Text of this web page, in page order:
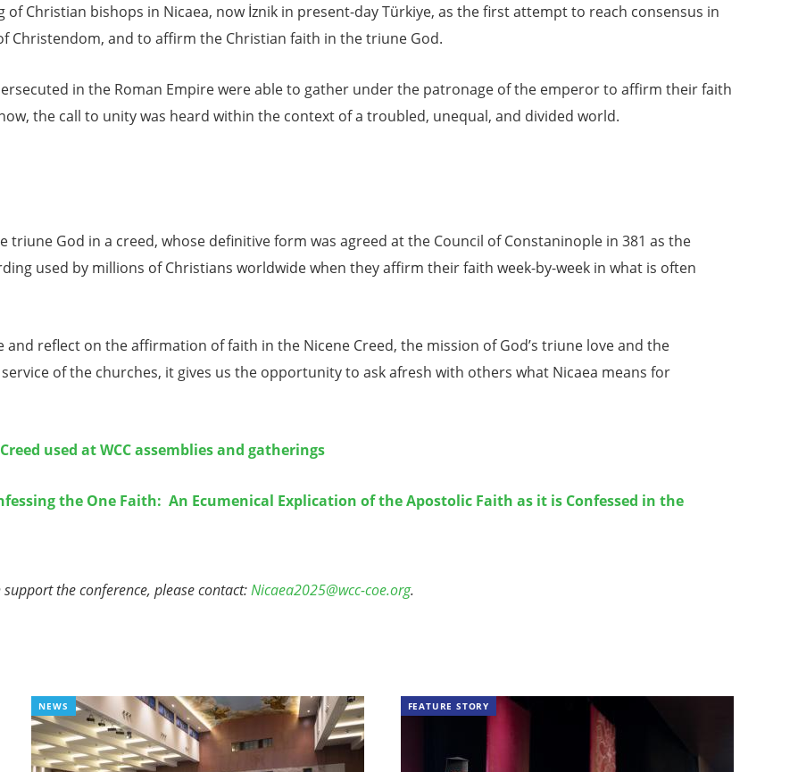
of Christian bishops in Nicaea, now İznik in present-day Türkiye, as the first attempt to reach consensus in
Christendom, and to affirm the Christian faith in the triune God.
in the Roman Empire were able to gather under the patronage of the emperor to affirm their faith
the call to unity was heard within the context of a troubled, unequal, and divided world.
triune God in a creed, whose definitive form was agreed at the Council of Constaninople in 381 as the
used by millions of Christians worldwide when they affirm their faith week-by-week in what is often
reflect on the affirmation of faith in the Nicene Creed, the mission of God’s triune love and the
of the churches, it gives us the opportunity to ask afresh with others what Nicaea means for
used at WCC assemblies and gatherings
the One Faith: An Ecumenical Explication of the Apostolic Faith as it is Confessed in the
the conference, please contact:Nicaea2025@wcc-coe.org.
NEWS FEATURE STORY